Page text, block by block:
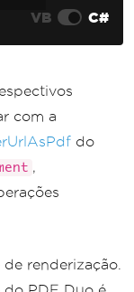
VB C#
com a
do
,
renderização.